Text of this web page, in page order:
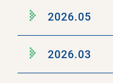
2026.05
2026.03